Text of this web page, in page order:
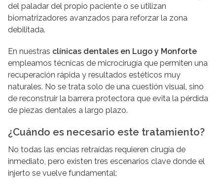
del paladar del propio paciente o se utilizan
biomatrizadores avanzados para reforzar la zona
debilitada.
En nuestras clínicas dentales en Lugo y Monforte
empleamos técnicas de microcirugía que permiten una
recuperación rápida y resultados estéticos muy
naturales. No se trata solo de una cuestión visual, sino
de reconstruir la barrera protectora que evita la pérdida
de piezas dentales a largo plazo.
¿Cuándo es necesario este tratamiento?
No todas las encías retraídas requieren cirugía de
inmediato, pero existen tres escenarios clave donde el
injerto se vuelve fundamental: